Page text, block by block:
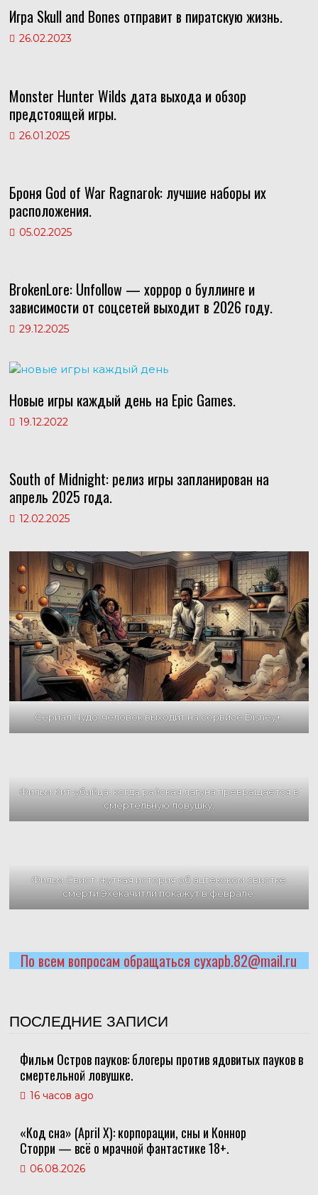
s
ni
p
Игра Skull and Bones отправит в пиратскую жизнь.
26.02.2023
Monster Hunter Wilds дата выхода и обзор
предстоящей игры.
26.01.2025
Броня God of War Ragnarok: лучшие наборы их
расположения.
05.02.2025
BrokenLore: Unfollow — хоррор о буллинге и
зависимости от соцсетей выходит в 2026 году.
29.12.2025
Новые игры каждый день на Epic Games.
19.12.2022
South of Midnight: релиз игры запланирован на
апрель 2025 года.
12.02.2025
Сериал Чудо-человек выходит на сервисе Disney+.
Фильм Кит-убийца: когда райская лагуна превращается в
смертельную ловушку.
Фильм Свист: жуткая история об ацтекском свистке
смерти Эхекачитли покажут в феврале.
По всем вопросам обращаться cyxapb.82@mail.ru
ПОСЛЕДНИЕ ЗАПИСИ
Фильм Остров пауков: блогеры против ядовитых пауков в
смертельной ловушке.
16 часов ago
«Код сна» (April X): корпорации, сны и Коннор
Сторри — всё о мрачной фантастике 18+.
06.08.2026